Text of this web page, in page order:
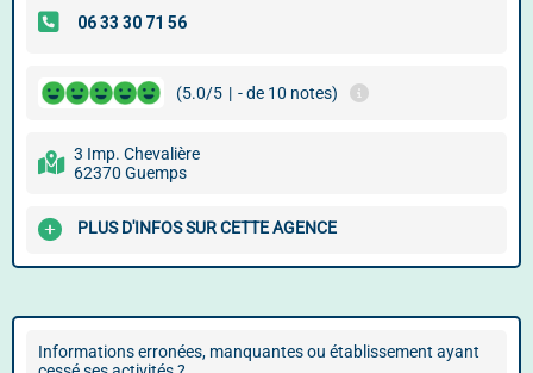
(5.0/5 | - de 10 notes)
3 Imp. Chevalière
62370 Guemps
PLUS D'INFOS SUR CETTE AGENCE
Informations erronées, manquantes ou établissement ayant